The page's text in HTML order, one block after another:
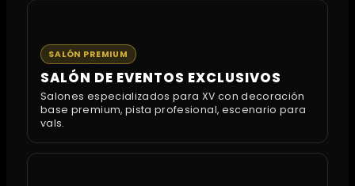
SALÓN PREMIUM
SALÓN DE EVENTOS EXCLUSIVOS
Salones especializados para XV con decoración
base premium, pista profesional, escenario para
vals.